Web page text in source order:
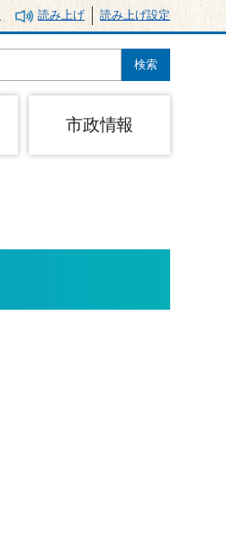
読み上げ 読み上げ設定
市政情報